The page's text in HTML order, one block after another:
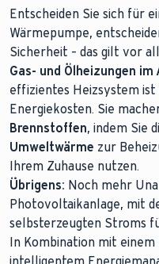
Entscheiden Sie sich für
Wärmepumpe,
Sicherheit – das gilt vor
Gas- und Ölheizungen im
effizientes Heizsystem ist
Energiekosten. Sie
Brennstoffen, indem Sie
Umweltwärme zur
Ihrem Zuhause nutzen.
Übrigens: Noch mehr
Photovoltaikanlage, mit
selbsterzeugten Stroms
In Kombination mit